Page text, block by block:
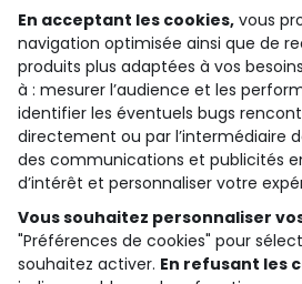
qui sommes-nous ?
besoin d'aide ?
le club fidélité
notre catalogue
En acceptant les cookies, vous
navigation optimisée ainsi que de
produits plus adaptées à vos
à : mesurer l’audience et les
identifier les éventuels bugs
directement ou par l’intermédiaire
des communications et publicités
d’intérêt et personnaliser votre
Vous souhaitez personnaliser
"Préférences de cookies" pour
souhaitez activer. En refusant les